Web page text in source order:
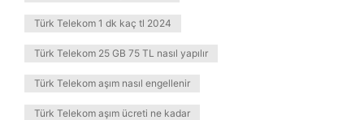
Türk Telekom 1 dk kaç tl 2024
Türk Telekom 25 GB 75 TL nasıl yapılır
Türk Telekom aşım nasıl engellenir
Türk Telekom aşım ücreti ne kadar